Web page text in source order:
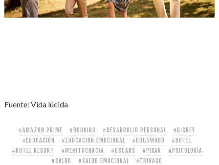
Fuente: Vida lúcida
#AMAZON PRIME #BOOKING #DESARROLLO PERSONAL
#DISNEY
#EDUCACIÓN
#EDUCACIÓN EMOCIONAL #HOLLYWOOD
#HOTEL
#HOTEL RESORT
#MERITOCRACIA #OSCARS #PIXAR
#PSICOLOGÍA
#SALUD
#SALUD EMOCIONAL #TRIVAGO